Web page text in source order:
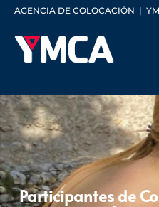
AGENCIA DE COLOCACIÓN |
Participantes de